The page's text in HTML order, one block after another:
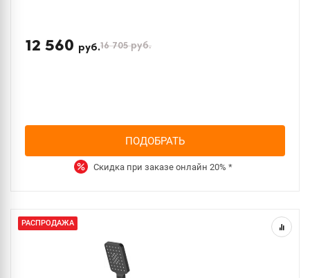
12 560 руб.16 705руб.
ПОДОБРАТЬ
Скидка при заказе онлайн 20% *
РАСПРОДАЖА